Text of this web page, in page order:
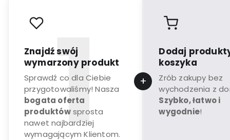
Znajdź swój
wymarzony produkt
Sprawdź co dla Ciebie
przygotowaliśmy! Nasza
bogata oferta
produktówsprosta
nawet najbardziej
wymagającym Klientom.
Dodaj
koszyka
Zrób zakupy bez
wychodzenia z
Szybko, łatwo i
wygodnie!